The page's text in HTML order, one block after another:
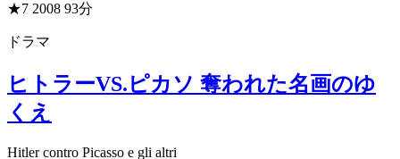
★7 2008 93分
ドラマ
ヒトラーVS.ピカソ 奪われた名画のゆ
くえ
Hitler contro Picasso e gli altri